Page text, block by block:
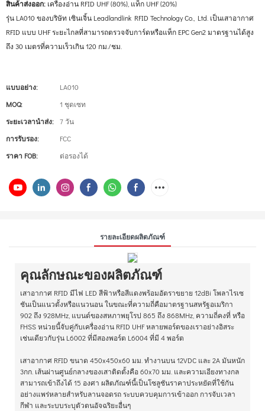
สินค้าส่งออก: เครื่องอ่าน RFID UHF (80%), แท็ก UHF (20%)
รุ่น LA010 ของบริษัท เซินเจิ้น Leadlandlink RFID Technology Co., Ltd. เป็นเสาอากาศ
RFID แบบ UHF ระยะไกลที่สามารถตรวจจับการ์ดหรือแท็ก EPC Gen2 มาตรฐานได้สูง
ถึง 30 เมตรที่ความเร็วเกิน 120 กม./ชม.
แบบอย่าง:
LA010
MOQ:
1 ชุดเซท
ระยะเวลานำส่ง:
7 วัน
การรับรอง:
FCC
ราคา FOB:
ต่อรองได้
รายละเอียดผลิตภัณฑ์
คุณลักษณะของผลิตภัณฑ์
เสาอากาศ RFID มีไฟ LED สีฟ้าหรือสีแดงพร้อมอัตราขยาย 12dBi โพลาไรเซ
ชันเป็นแนวตั้งหรือแนวนอน ในขณะที่ความถี่คือมาตรฐานสหรัฐอเมริกา
902 ถึง 928MHz, แบนด์ของสหภาพยุโรป 865 ถึง 868MHz, ความถี่คงที่ หรือ
FHSS หน่วยนี้จับคู่กับเครื่องอ่าน RFID UHF หลายพอร์ตของเราอย่างอิสระ
เช่นเดียวกับรุ่น L6002 ที่มีสองพอร์ต L6004 ที่มี 4 พอร์ต
เสาอากาศ RFID ขนาด 450x450x60 มม. ทำงานบน 12VDC และ 2A มันหนัก
3กก. เส้นผ่านศูนย์กลางของเสาติดตั้งคือ 60x70 มม. และความเอียงทางกล
สามารถเข้าถึงได้ 15 องศา ผลิตภัณฑ์นี้เป็นโซลูชันราคาประหยัดที่ใช้กัน
อย่างแพร่หลายสำหรับลานจอดรถ ระบบควบคุมการเข้าออก การจับเวลา
กีฬา และระบบระบุตัวตนอัจฉริยะอื่นๆ